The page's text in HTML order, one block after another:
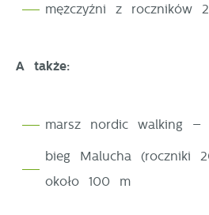
mężczyźni z roczników
A także:
marsz nordic walking
bieg Malucha (roczniki
około 100 m
pośredników prezentujących
społecznościowych.